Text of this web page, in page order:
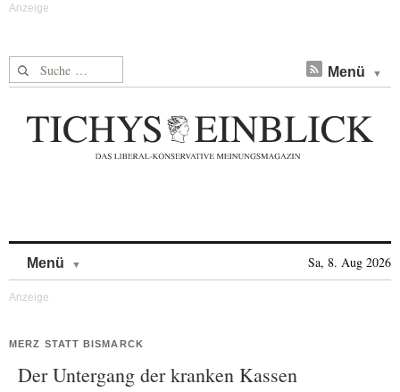
Suche nach: Menü
Menü Sa, 8. Aug 2026
MERZ STATT BISMARCK
Der Untergang der kranken Kassen